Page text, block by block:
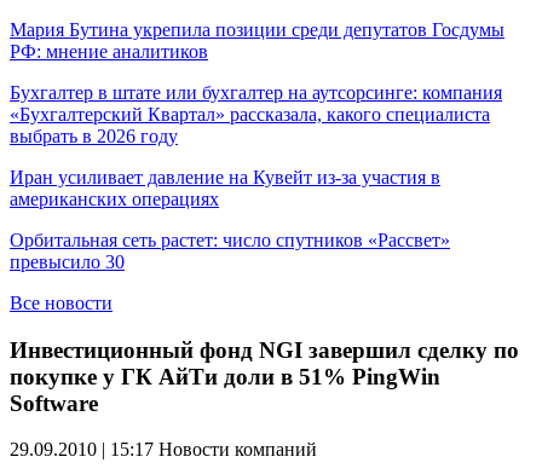
Мария Бутина укрепила позиции среди депутатов Госдумы
РФ: мнение аналитиков
Бухгалтер в штате или бухгалтер на аутсорсинге: компания
«Бухгалтерский Квартал» рассказала, какого специалиста
выбрать в 2026 году
Иран усиливает давление на Кувейт из-за участия в
американских операциях
Орбитальная сеть растет: число спутников «Рассвет»
превысило 30
Все новости
Инвестиционный фонд NGI завершил сделку по
покупке у ГК АйТи доли в 51% PingWin
Software
29.09.2010 | 15:17 Новости компаний